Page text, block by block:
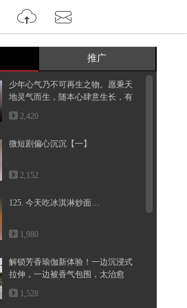
推广
少年心气乃不可再生之物。愿秉天
地灵气而生，随本心肆意生长，有
着...
2,420
微短剧偏心沉沉【一】
2,152
125. 今天吃冰淇淋炒面…
1,980
解锁芳香瑜伽新体验！一边沉浸式
拉伸，一边被香气包围，太治愈
啦！...
1,528